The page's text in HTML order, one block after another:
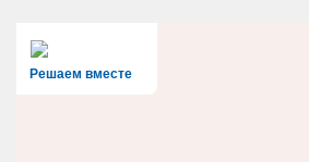
Решаем вместе